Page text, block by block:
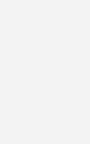
von
von
stieg er
Jahre später
und KI-